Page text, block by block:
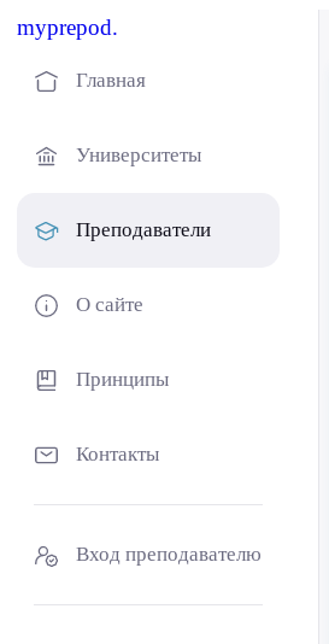
myprepod.
Главная
Университеты
Преподаватели
О сайте
Принципы
Контакты
Вход преподавателю